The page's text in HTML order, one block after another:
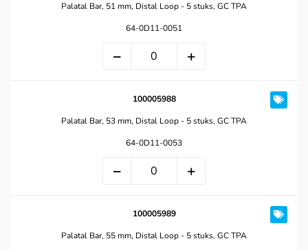
Palatal Bar, 51 mm, Distal Loop - 5 stuks, GC TPA
64-0D11-0051
100005988
Palatal Bar, 53 mm, Distal Loop - 5 stuks, GC TPA
64-0D11-0053
100005989
Palatal Bar, 55 mm, Distal Loop - 5 stuks, GC TPA